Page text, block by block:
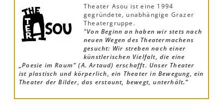
Theater Asou ist eine 1994
gegründete, unabhängige Grazer
Theatergruppe.
"Von Beginn an haben wir stets nach
neuen Wegen des Theatermachens
gesucht: Wir streben nach einer
künstlerischen Vielfalt, die eine
„Poesie im Raum“ (A. Artaud) erschafft. Unser Theater
ist plastisch und körperlich, ein Theater in Bewegung, ein
Theater der Bilder, das erstaunt, bewegt, unterhält."